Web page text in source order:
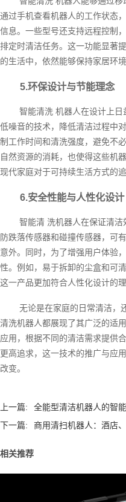
通过手机查看机器人的工作状态
信息。一些型号还支持远程控制
排定时清洁任务。这一功能显著
的生活中，依然能够保持家居环境
5.环保设计与节能理念
智能清洗 机器人在设计上
低噪音的技术，降低清洁过程中
制工作时间和清洗强度，避免不
自然资源的消耗，也使得这些机
现代家庭对于可持续生活方式的追
6.安全性能与人性化设计
智能清 洗机器人在保证清
防跌落传感器和碰撞传感器，可
意外。同时，为了增强用户体验
性。例如，易于拆卸的尘盒和可
这一产品更加符合人性化设计的理
无论是在家庭的日常清洁，
清洗机器人都展现了其广泛的适
应用，根据不同的清洁需求提供
更高追求，这一技术的推广与应
改变。
上一篇:
全能型清洁机器人的智
下一篇:
商用清扫机器人：酒店
相关推荐